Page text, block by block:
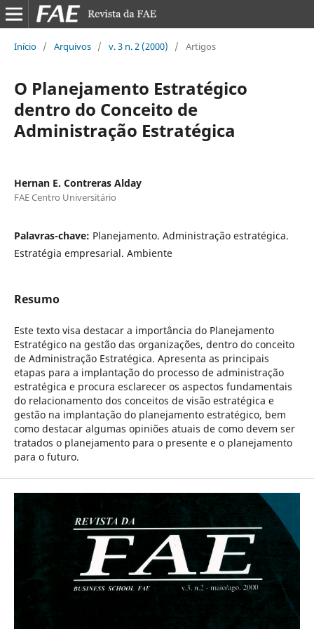
Início / Arquivos / v. 3 n. 2 (2000) / Artigos
O Planejamento Estratégico
dentro do Conceito de
Administração Estratégica
Hernan E. Contreras Alday
FAE Centro Universitário
Palavras-chave: Planejamento. Administração estratégica.
Estratégia empresarial. Ambiente
Resumo
Este texto visa destacar a importância do Planejamento
Estratégico na gestão das organizações, dentro do conceito
de Administração Estratégica. Apresenta as principais
etapas para a implantação do processo de administração
estratégica e procura esclarecer os aspectos fundamentais
do relacionamento dos conceitos de visão estratégica e
gestão na implantação do planejamento estratégico, bem
como destacar algumas opiniões atuais de como devem ser
tratados o planejamento para o presente e o planejamento
para o futuro.